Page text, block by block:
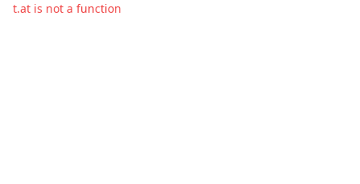
t.at is not a function